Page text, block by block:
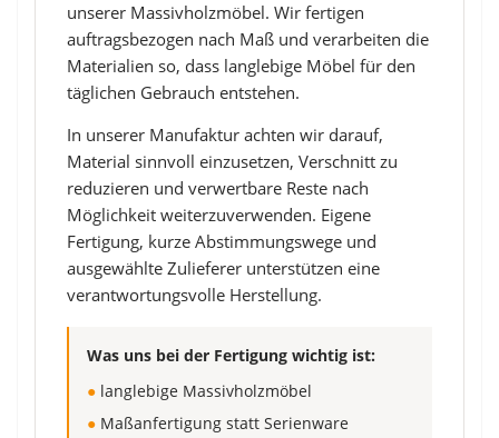
unserer Massivholzmöbel. Wir fertigen
auftragsbezogen nach Maß und verarbeiten die
Materialien so, dass langlebige Möbel für den
täglichen Gebrauch entstehen.
In unserer Manufaktur achten wir darauf,
Material sinnvoll einzusetzen, Verschnitt zu
reduzieren und verwertbare Reste nach
Möglichkeit weiterzuverwenden. Eigene
Fertigung, kurze Abstimmungswege und
ausgewählte Zulieferer unterstützen eine
verantwortungsvolle Herstellung.
Was uns bei der Fertigung wichtig ist:
● langlebige Massivholzmöbel
● Maßanfertigung statt Serienware